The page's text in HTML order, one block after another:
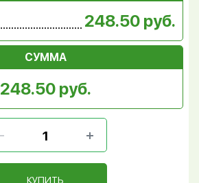
248.50 руб.
СУММА
248.50 руб.
КУПИТЬ